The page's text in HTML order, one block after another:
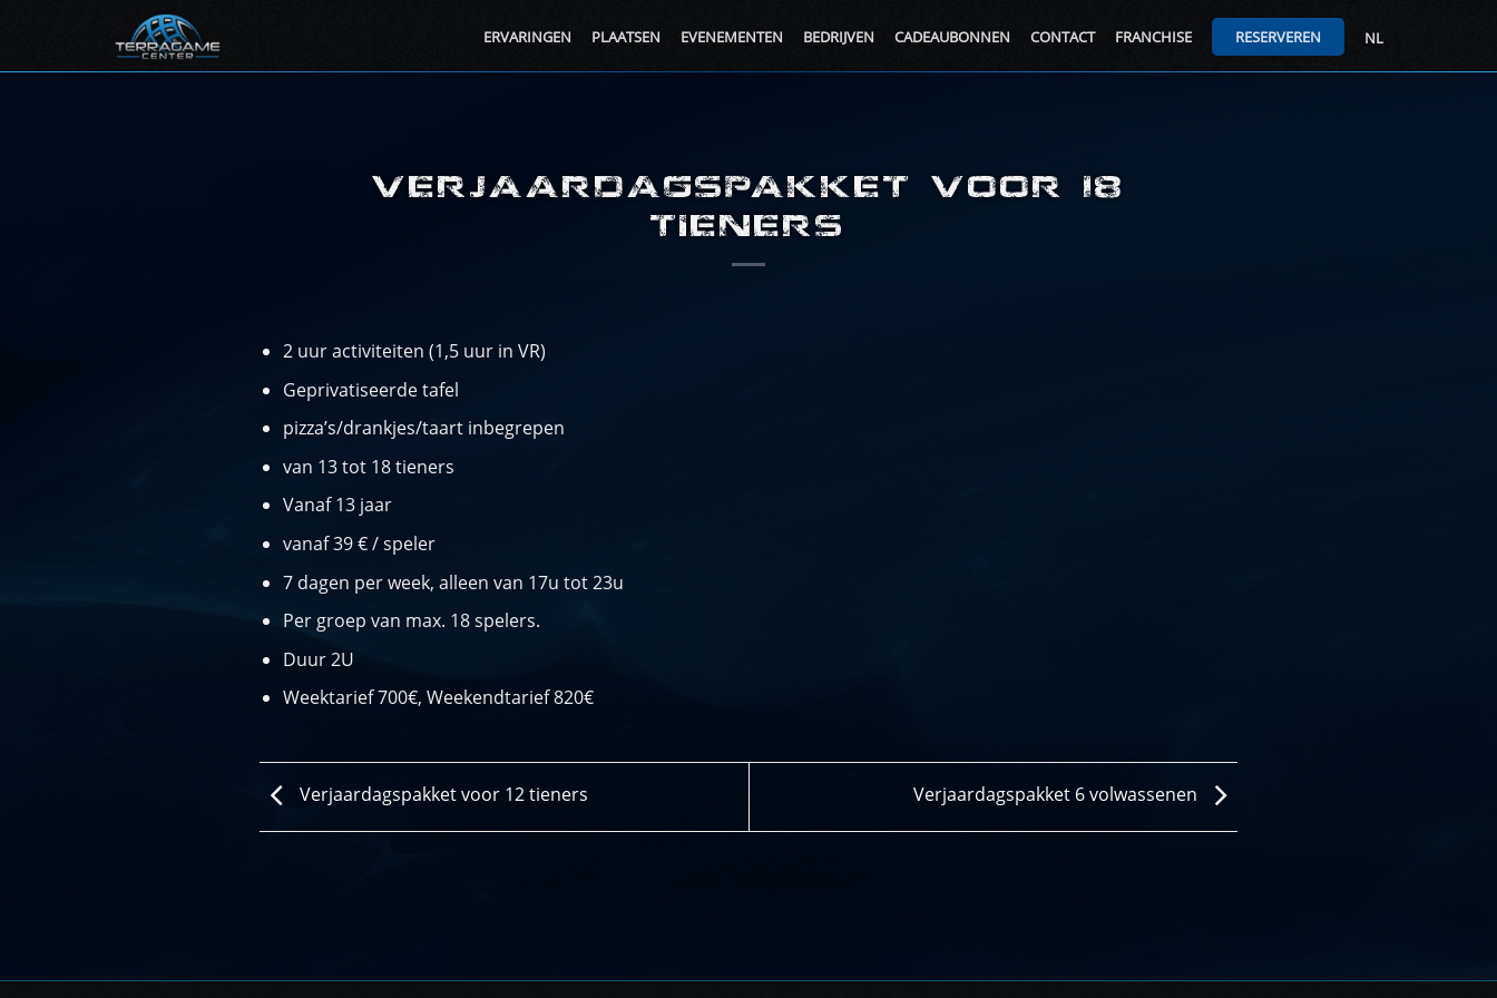
inhoud
ERVARINGEN PLAATSEN EVENEMENTEN BEDRIJVEN CADEAUBONNEN CONTACT FRANCHISE RESERVEREN NL
VERJAARDAGSPAKKET VOOR 18
TIENERS
2 uur activiteiten (1,5 uur in VR)
Geprivatiseerde tafel
pizza’s/drankjes/taart inbegrepen
van 13 tot 18 tieners
Vanaf 13 jaar
vanaf 39 € / speler
7 dagen per week, alleen van 17u tot 23u
Per groep van max. 18 spelers.
Duur 2U
Weektarief 700€, Weekendtarief 820€
Verjaardagspakket voor 12 tieners Verjaardagspakket 6 volwassenen